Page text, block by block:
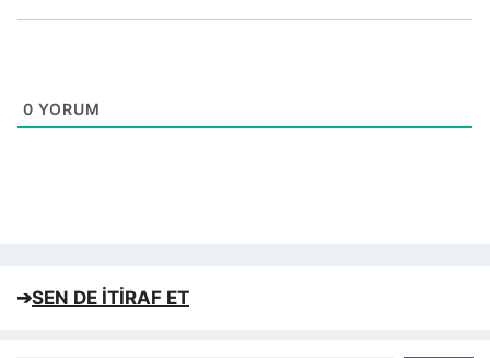
0 YORUM
➔SEN DE İTİRAF ET